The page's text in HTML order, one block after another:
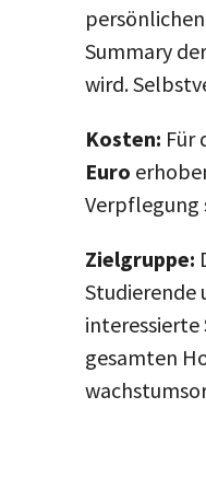
Summary
wird.
Kosten: Für
Euro
Verpflegung
Zielgruppe:
Studierende
interessierte
gesamten